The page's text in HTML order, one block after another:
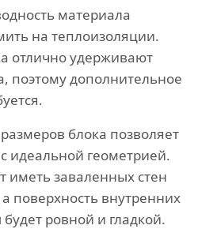
материала
на теплоизоляции.
отлично удерживают
поэтому дополнительное
блока позволяет
идеальной геометрией.
иметь заваленных стен
поверхность внутренних
ровной и гладкой.